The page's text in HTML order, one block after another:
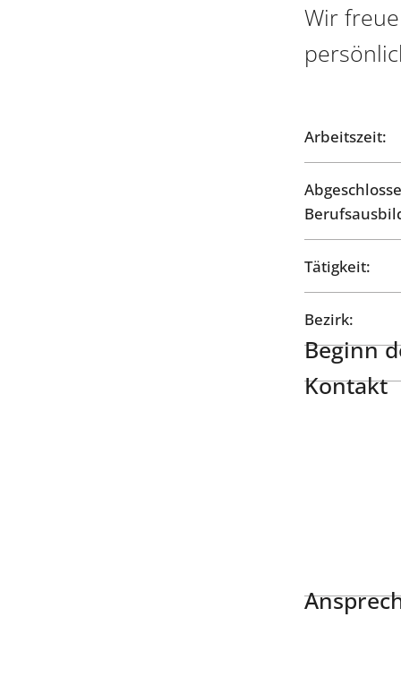
Wir
Arbeitszeit:
Tätigkeit:
Bezirk:
Beginn
Kontakt